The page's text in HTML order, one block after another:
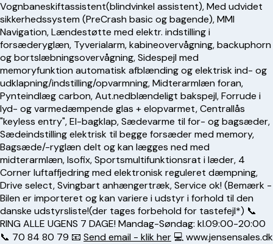
Vognbaneskiftassistent(blindvinkel assistent), Med udvidet
sikkerhedssystem (PreCrash basic og bagende), MMI
Navigation, Lændestøtte med elektr. indstilling i
forsæderyglæn, Tyverialarm, kabineovervågning, backuphorn
og bortslæbningsovervågning, Sidespejl med
memoryfunktion automatisk afblænding og elektrisk ind- og
udklapning/indstilling/opvarmning, Midterarmlæn foran,
Pynteindlæg carbon, Aut.nedblændeligt bakspejl, Forrude i
lyd- og varmedæmpende glas + elopvarmet, Centrallås
"keyless entry", El-bagklap, Sædevarme til for- og bagsæder,
Sædeindstilling elektrisk til begge forsæder med memory,
Bagsæde/-ryglæn delt og kan lægges ned med
midterarmlæn, Isofix, Sportsmultifunktionsrat i læder, 4
Corner luftaffjedring med elektronisk reguleret dæmpning,
Drive select, Svingbart anhængertræk, Service ok! (Bemærk -
Bilen er importeret og kan variere i udstyr i forhold til den
danske udstyrsliste!(der tages forbehold for tastefejl*) 📞
RING ALLE UGENS 7 DAGE! Mandag-Søndag: kl.09:00-20:00
📞 70 84 80 79 📧 Send email - klik her 💻 www.jensensales.dk